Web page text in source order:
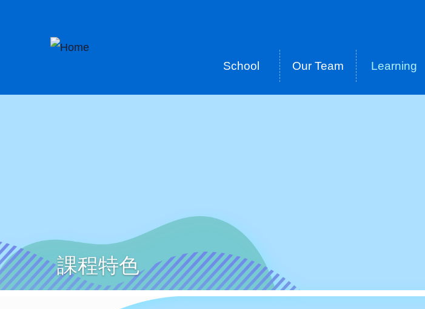
navigation
School Our Team Learning
課程特色